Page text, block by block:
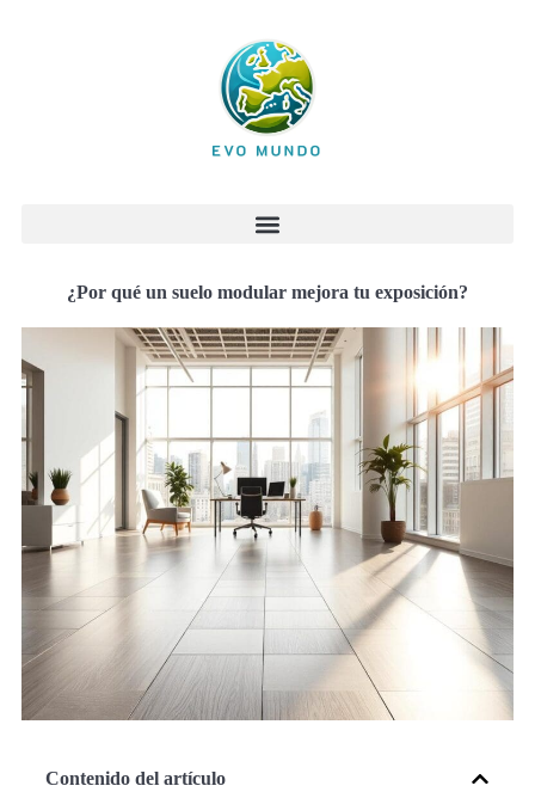
¿Por qué un suelo modular mejora tu exposición?
Contenido del artículo